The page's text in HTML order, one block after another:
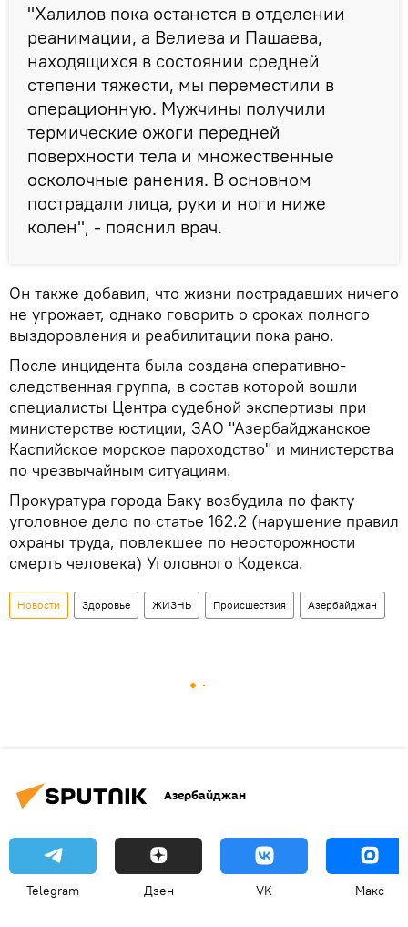
"Халилов пока останется в отделении
реанимации, а Велиева и Пашаева,
находящихся в состоянии средней
степени тяжести, мы переместили в
операционную. Мужчины получили
термические ожоги передней
поверхности тела и множественные
осколочные ранения. В основном
пострадали лица, руки и ноги ниже
колен", - пояснил врач.
Он также добавил, что жизни пострадавших ничего
не угрожает, однако говорить о сроках полного
выздоровления и реабилитации пока рано.
После инцидента была создана оперативно-
следственная группа, в состав которой вошли
специалисты Центра судебной экспертизы при
министерстве юстиции, ЗАО "Азербайджанское
Каспийское морское пароходство" и министерства
по чрезвычайным ситуациям.
Прокуратура города Баку возбудила по факту
уголовное дело по статье 162.2 (нарушение правил
охраны труда, повлекшее по неосторожности
смерть человека) Уголовного Кодекса.
Новости Здоровье ЖИЗНЬ Происшествия Азербайджан
Азербайджан
Telegram Дзен VK Макс